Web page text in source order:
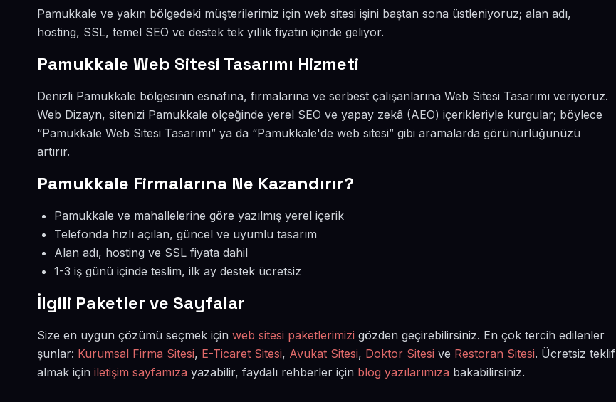
Pamukkale ve yakın bölgedeki müşterilerimiz için web sitesi işini baştan sona üstleniyoruz; alan adı,
hosting, SSL, temel SEO ve destek tek yıllık fiyatın içinde geliyor.
Pamukkale Web Sitesi Tasarımı Hizmeti
Denizli Pamukkale bölgesinin esnafına, firmalarına ve serbest çalışanlarına Web Sitesi Tasarımı veriyoruz.
Web Dizayn, sitenizi Pamukkale ölçeğinde yerel SEO ve yapay zekâ (AEO) içerikleriyle kurgular; böylece
“Pamukkale Web Sitesi Tasarımı” ya da “Pamukkale'de web sitesi” gibi aramalarda görünürlüğünüzü
artırır.
Pamukkale Firmalarına Ne Kazandırır?
Pamukkale ve mahallelerine göre yazılmış yerel içerik
Telefonda hızlı açılan, güncel ve uyumlu tasarım
Alan adı, hosting ve SSL fiyata dahil
1-3 iş günü içinde teslim, ilk ay destek ücretsiz
İlgili Paketler ve Sayfalar
Size en uygun çözümü seçmek için web sitesi paketlerimizi gözden geçirebilirsiniz. En çok tercih edilenler
şunlar: Kurumsal Firma Sitesi, E-Ticaret Sitesi, Avukat Sitesi, Doktor Sitesi ve Restoran Sitesi. Ücretsiz teklif
almak için iletişim sayfamıza yazabilir, faydalı rehberler için blog yazılarımıza bakabilirsiniz.